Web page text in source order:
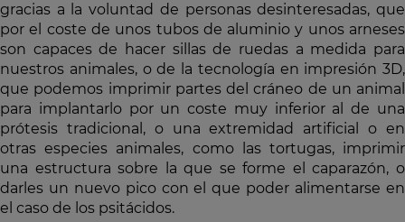
gracias a la voluntad de personas desinteresadas, que
por el coste de unos tubos de aluminio y unos arneses
son capaces de hacer sillas de ruedas a medida para
nuestros animales, o de la tecnología en impresión 3D,
que podemos imprimir partes del cráneo de un animal
para implantarlo por un coste muy inferior al de una
prótesis tradicional, o una extremidad artificial o en
otras especies animales, como las tortugas, imprimir
una estructura sobre la que se forme el caparazón, o
darles un nuevo pico con el que poder alimentarse en
el caso de los psitácidos.